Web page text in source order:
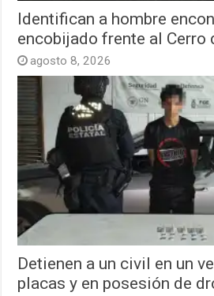
Identifican a hombre
encobijado frente al Cerro
agosto 8, 2026
Detienen a un civil en un
placas y en posesión de